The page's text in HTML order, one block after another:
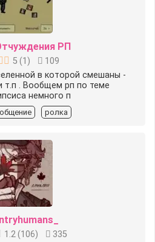
РП
5 (1 )
109
в которой смешаны -
т.п . Вообщем рп по теме
немного п
общение ролка
1.2(106)
335